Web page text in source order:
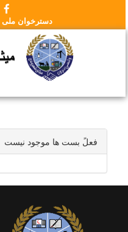
دسترخوان ملی
فعلً بست ها موجود نیست